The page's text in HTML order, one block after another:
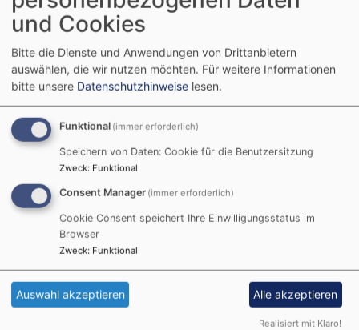
aktiver, vielleicht gibt es ein Anspiel oder es gibt
KINDER-GOTTESDIENST
Zwei Kindergottesdienst-Teams aus den beiden
Kirchengemeinden laden ca. 1x pro Monat zu einem
Kindergottesdienst ein, der parallel zum
Hauptgottesdienst stattfindet. Dazu kommen die
Kinder in die
BRUNCH-GOTTESDIENST
und Cookies
Bitte die Dienste und Anwendungen von Drittanbietern
auswählen, die wir nutzen möchten. Für weitere Informationen
bitte unsere Datenschutzhinweise lesen.
Funktional (immer erforderlich)
Speichern von Daten: Cookie für die Benutzersitzung
Zweck: Funktional
Consent Manager (immer erforderlich)
Cookie Consent speichert Ihre Einwilligungsstatus im
Browser
Zweck: Funktional
Auswahl akzeptieren Alle akzeptieren
Realisiert mit Klaro!